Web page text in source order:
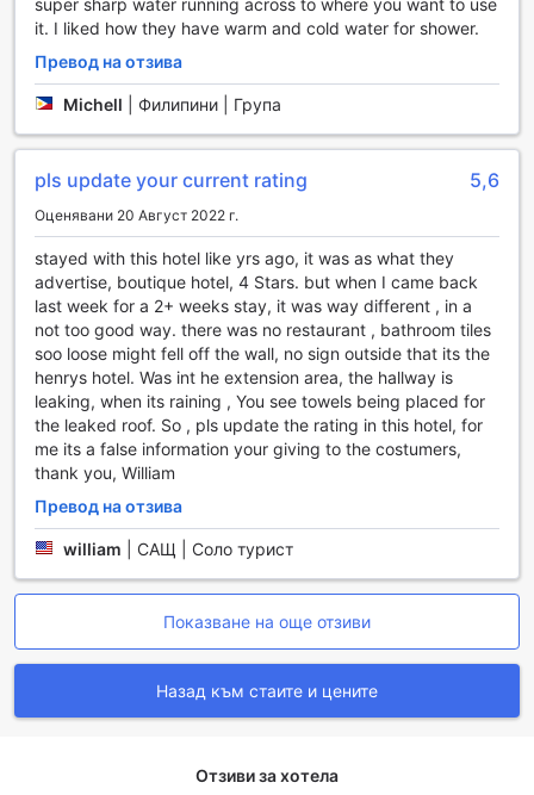
допълнително удобство, The Henry Hotel Cebu предлага
самостоятелно паркиране, което позволява на гостите
да паркират колите си без усилие. В допълнение,
хотелът предлага и услуги за такси и продажба на
билети, което прави всяко пътуване още по-лесно и
приятно.
Съвременен комфорт в The Henry Hotel Cebu
В The Henry Hotel Cebu, всеки детайл е внимателно
проектиран, за да осигури максимален комфорт и
удобство на своите гости. Стаите разполагат с
климатик, който позволява персонализиране на
температурата, за да се чувствате прекрасно
независимо от времето навън. За вашето удобство,
всяка стая е оборудвана с телевизор и сателитна/
кабелна телевизия, което ви позволява да се насладите
на любимите си предавания и филми. В допълнение,
минибарът е пълен с освежаващи напитки, а за
любителите на чая и кафето, в стаята ще намерите и
бутилка вода, за да поддържате хидратацията си през
целия ден.
Стаите предлагат и уютна обстановка с blackout завеси,
които гарантират тишина и спокойствие за вашия сън.
ще ви накарат да се почувствате като у дома си. В
принадлежности, сешоар и свежи хавлии, за да се
насладите на релаксиращи моменти след дълъг ден.
като напуснете The Henry Hotel Cebu.
it. I liked how they have warm and cold water for shower.
Превод на отзива
Michell Филипини | Група
pls update your current rating 5,6
Оценявани 20 Август 2022 г.
stayed with this hotel like yrs ago, it was as what they
advertise, boutique hotel, 4 Stars. but when I came back
last week for a 2+ weeks stay, it was way different , in a
not too good way. there was no restaurant , bathroom tiles
soo loose might fell off the wall, no sign outside that its the
henrys hotel. Was int he extension area, the hallway is
leaking, when its raining , You see towels being placed for
the leaked roof. So , pls update the rating in this hotel, for
me its a false information your giving to the costumers,
thank you, William
Превод на отзива
william САЩ | Соло турист
Показване на още отзиви
Назад към стаите и цените
Отзиви за хотела